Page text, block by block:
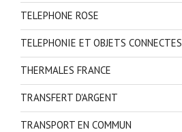
TELEPHONE ROSE
TELEPHONIE ET OBJETS CONNECTES
THERMALES FRANCE
TRANSFERT D'ARGENT
TRANSPORT EN COMMUN